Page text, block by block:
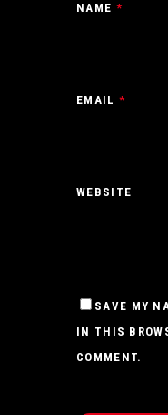
NAME *
EMAIL *
WEBSITE
SAVE MY
IN THIS
COMMENT.